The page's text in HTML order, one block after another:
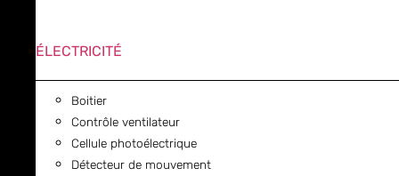
ÉLECTRICITÉ
Boitier
Contrôle ventilateur
Cellule photoélectrique
Détecteur de mouvement